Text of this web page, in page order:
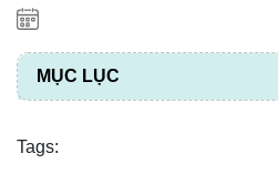
MỤC LỤC
Tags: